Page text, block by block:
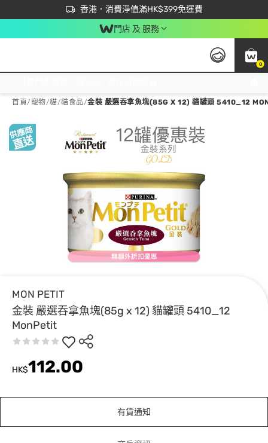
香港．消費淨值滿HK$399免運費
立即成為易賞錢會員盡享獨家優惠
首次APP下單買滿$450 輸入 NEWAPP 即減$50
門店 及 服務
0
首頁/寵物/貓/貓食品/金裝 嚴選吞拿魚塊(85G X 12) 貓罐頭 5410_12
MON PETIT
金裝 嚴選吞拿魚塊(85g x 12) 貓罐頭 5410_12
MonPetit
HK$112.00
有貨通知